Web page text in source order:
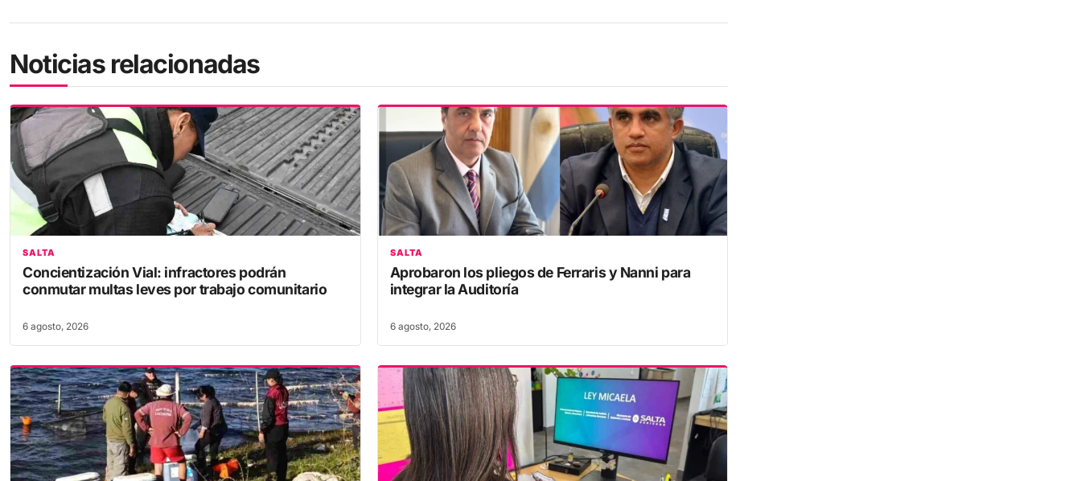
Noticias relacionadas
SALTA
Concientización Vial: infractores podrán
conmutar multas leves por trabajo comunitario
6 agosto, 2026
SALTA
Aprobaron los pliegos de Ferraris y Nanni para
integrar la Auditoría
6 agosto, 2026